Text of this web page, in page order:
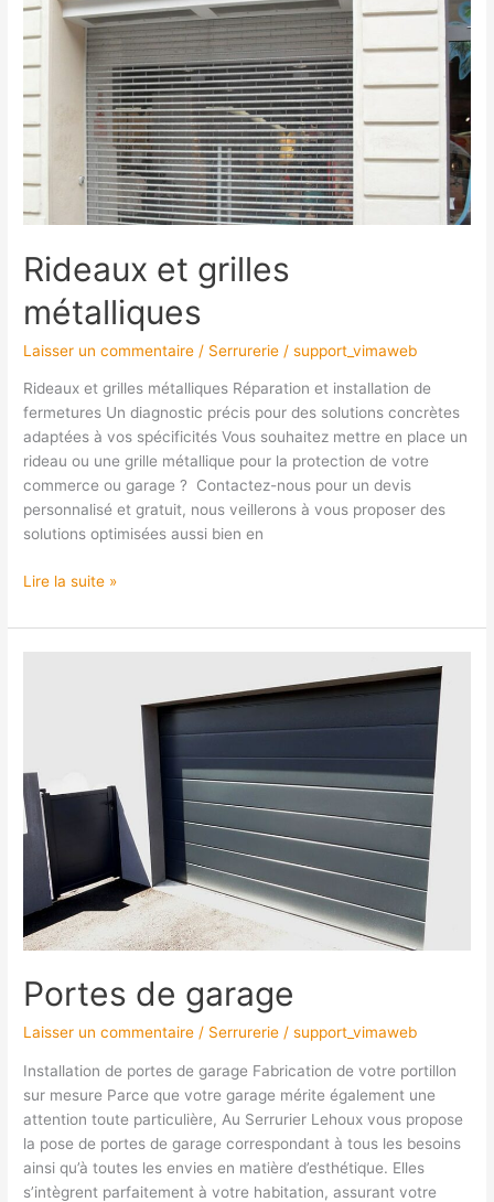
Rideaux et grilles
métalliques
Laisser un commentaire / Serrurerie /support_vimaweb
Rideaux et grilles métalliques Réparation et installation de
fermetures Un diagnostic précis pour des solutions concrètes
adaptées à vos spécificités Vous souhaitez mettre en place un
rideau ou une grille métallique pour la protection de votre
commerce ou garage ? Contactez-nous pour un devis
personnalisé et gratuit, nous veillerons à vous proposer des
solutions optimisées aussi bien en
métalliques
Lire la suite »
Portes de garage
Laisser un commentaire / Serrurerie /support_vimaweb
Installation de portes de garage Fabrication de votre portillon
sur mesure Parce que votre garage mérite également une
attention toute particulière, Au Serrurier Lehoux vous propose
la pose de portes de garage correspondant à tous les besoins
ainsi qu’à toutes les envies en matière d’esthétique. Elles
s’intègrent parfaitement à votre habitation, assurant votre